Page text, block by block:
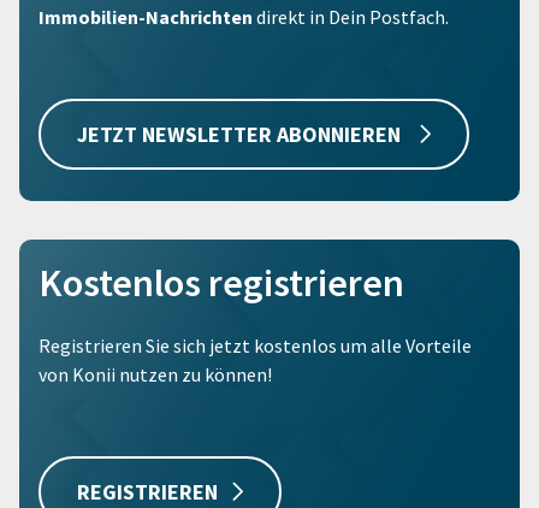
Immobilien-Nachrichten direkt in Dein Postfach.
JETZT NEWSLETTER ABONNIEREN
Kostenlos registrieren
Registrieren Sie sich jetzt kostenlos um alle Vorteile
von Konii nutzen zu können!
REGISTRIEREN